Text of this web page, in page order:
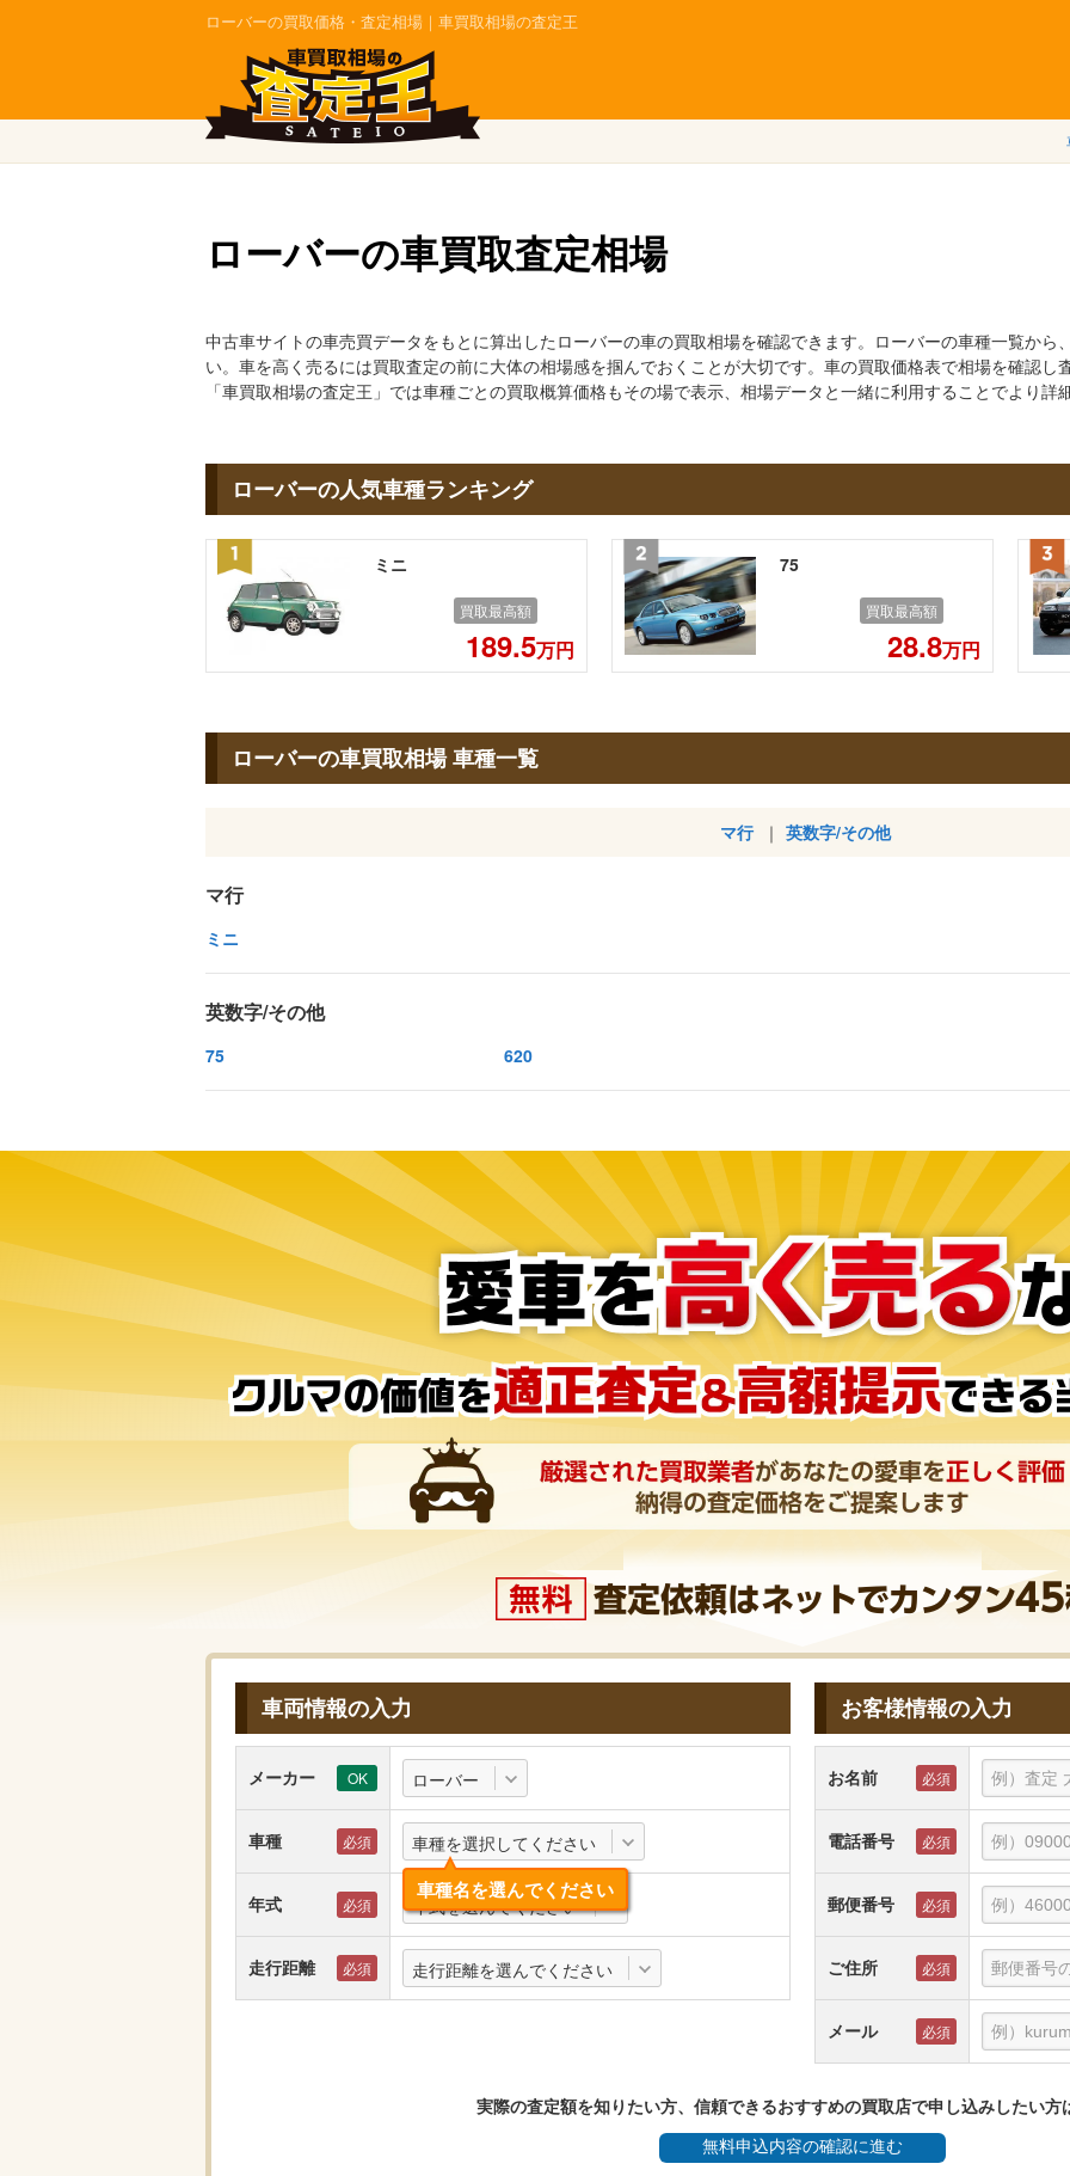
ローバーの買取価格・査定相場｜車買取相場の査定王
ローバーの車買取査定相場
中古車サイトの車売買データをもとに算出したローバーの車の買取相場を確認できます。ローバーの車種一覧から
い。車を高く売るには買取査定の前に大体の相場感を掴んでおくことが大切です。車の買取価格表で相場を確認し
「車買取相場の査定王」では車種ごとの買取概算価格もその場で表示、相場データと一緒に利用することでより
ローバーの人気車種ランキング
ミニ
買取最高額
189.5万円
75
買取最高額
28.8万円
ローバーの車買取相場 車種一覧
マ行 英数字/その他
マ行
ミニ
英数字/その他
75 620
車両情報の入力
メーカー ローバー
車種 車種を選択してください
車種名を選んでください
年式 年式を選んでください
走行距離 走行距離を選んでください
お客様情報の入力
お名前
電話番号
郵便番号
ご住所
メール
実際の査定額を知りたい方、信頼できるおすすめの買取店で申し込みしたい方
無料申込内容の確認に進む